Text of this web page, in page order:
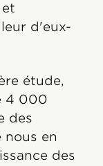
d'eux-
étude,
4 000
des
nous en
des